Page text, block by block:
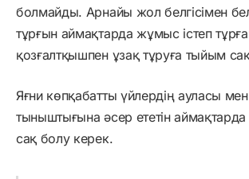
болмайды. Арнайы жол белгісімен
тұрғын аймақтарда жұмыс істеп
қозғалтқышпен ұзақ тұруға тыйым
Яғни көпқабатты үйлердің ауласы
тыныштығына әсер ететін
сақ болу керек.